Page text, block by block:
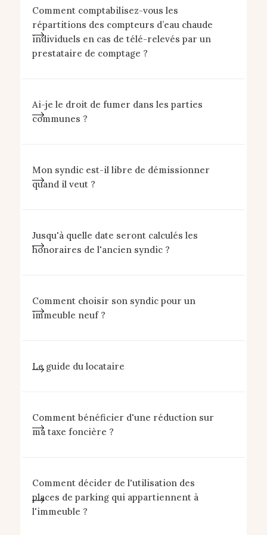
Comment comptabilisez-vous les
répartitions des compteurs d’eau chaude
individuels en cas de télé-relevés par un
prestataire de comptage ?
Ai-je le droit de fumer dans les parties
communes ?
Mon syndic est-il libre de démissionner
quand il veut ?
Jusqu'à quelle date seront calculés les
honoraires de l'ancien syndic ?
Comment choisir son syndic pour un
immeuble neuf ?
Le guide du locataire
Comment bénéficier d'une réduction sur
ma taxe foncière ?
Comment décider de l'utilisation des
places de parking qui appartiennent à
l'immeuble ?